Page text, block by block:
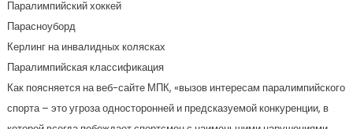
Паралимпийский хоккей
Парасноуборд
Керлинг на инвалидных колясках
Паралимпийская классификация
Как поясняется на веб-сайте МПК, «вызов интересам паралимпийского
спорта – это угроза односторонней и предсказуемой конкуренции, в